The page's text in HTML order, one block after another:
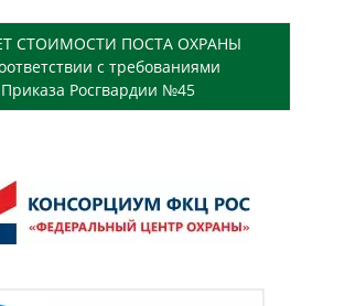
СТОИМОСТИ ПОСТА ОХРАНЫ
с требованиями
Приказа Росгвардии №45